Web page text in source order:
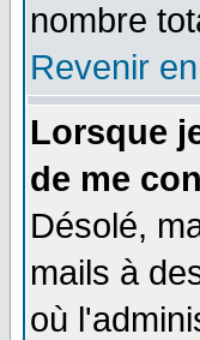
nombre
Revenir
Lorsque
de me
Désolé,
mails à
où